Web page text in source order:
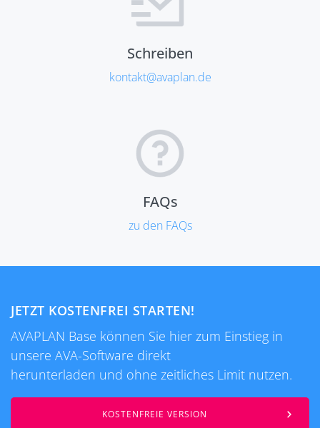
Schreiben
kontakt@avaplan.de
FAQs
zu den FAQs
JETZT KOSTENFREI STARTEN!
AVAPLAN Base können Sie hier zum Einstieg in
unsere AVA-Software direkt
herunterladen und ohne zeitliches Limit nutzen.
KOSTENFREIE VERSION